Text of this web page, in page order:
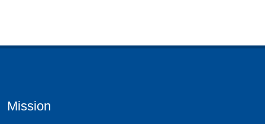
Mission